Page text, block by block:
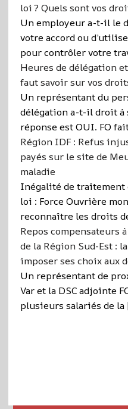
loi ? Quels sont vos
Un employeur a-t-il le
votre accord ou
pour contrôler votre
Heures de délégation
faut savoir sur vos
Un représentant du
délégation a-t-il droit à
réponse est OUI. FO
Région IDF : Refus
payés sur le site de
maladie
Inégalité de traitement
loi : Force Ouvrière
reconnaître les droits
Repos compensateurs
de la Région Sud-Est :
imposer ses choix aux
Un représentant de
Var et la DSC adjointe
plusieurs salariés de la